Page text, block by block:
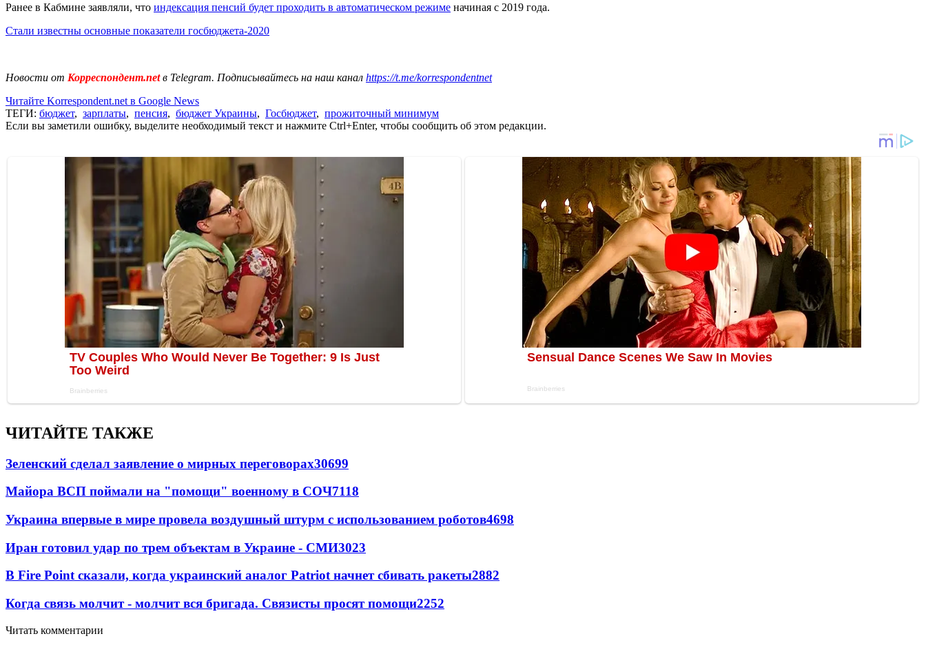
Ранее в Кабмине заявляли, что индексация пенсий будет проходить в автоматическом режиме начиная с 2019 года.
Стали известны основные показатели госбюджета-2020
Новости от Корреспондент.netв Telegram. Подписывайтесь на наш канал https://t.me/korrespondentnet
Читайте Korrespondent.net в Google News
ТЕГИ: бюджет, зарплаты, пенсия, бюджет Украины, Госбюджет, прожиточный минимум
Если вы заметили ошибку, выделите необходимый текст и нажмите Ctrl+Enter, чтобы сообщить об этом редакции.
ЧИТАЙТЕ ТАКЖЕ
Зеленский сделал заявление о мирных переговорах30699
Майора ВСП поймали на "помощи" военному в СОЧ7118
Украина впервые в мире провела воздушный штурм с использованием роботов4698
Иран готовил удар по трем объектам в Украине - СМИ3023
В Fire Point сказали, когда украинский аналог Patriot начнет сбивать ракеты2882
Когда связь молчит - молчит вся бригада. Связисты просят помощи2252
Читать комментарии